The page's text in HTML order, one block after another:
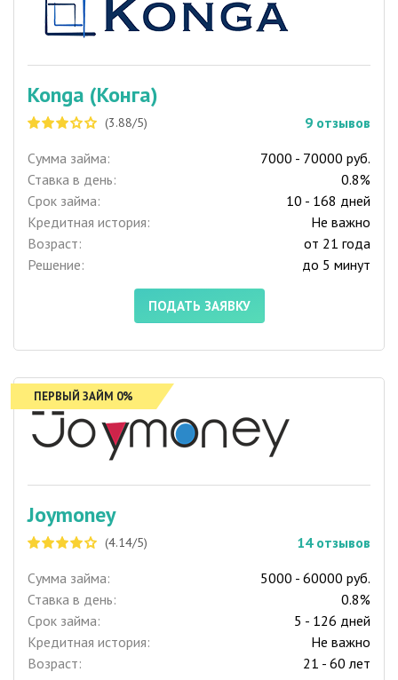
Konga (Конга)
(3.88/5) 9 отзывов
Сумма займа:
7000 - 70000 руб.
Ставка в день:
0.8%
Срок займа:
10 - 168 дней
Кредитная история:
Не важно
Возраст:
от 21 года
Решение:
до 5 минут
ПОДАТЬ ЗАЯВКУ
ПЕРВЫЙ ЗАЙМ 0%
Joymoney
(4.14/5) 14 отзывов
Сумма займа:
5000 - 60000 руб.
Ставка в день:
0.8%
Срок займа:
5 - 126 дней
Кредитная история:
Не важно
Возраст:
21 - 60 лет